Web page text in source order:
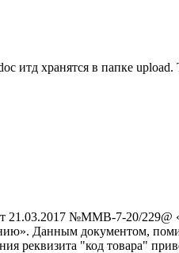
итд хранятся в папке
21.03.2017 №ММВ-7-20/229@
Данным документом,
реквизита "код товара"